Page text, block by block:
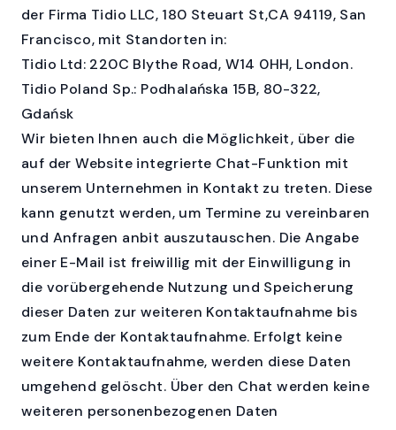
der Firma Tidio LLC, 180 Steuart St,CA 94119, San
Francisco, mit Standorten in:
Tidio Ltd: 220C Blythe Road, W14 0HH, London.
Tidio Poland Sp.: Podhalańska 15B, 80-322,
Gdańsk
Wir bieten Ihnen auch die Möglichkeit, über die
auf der Website integrierte Chat-Funktion mit
unserem Unternehmen in Kontakt zu treten. Diese
kann genutzt werden, um Termine zu vereinbaren
und Anfragen anbit auszutauschen. Die Angabe
einer E-Mail ist freiwillig mit der Einwilligung in
die vorübergehende Nutzung und Speicherung
dieser Daten zur weiteren Kontaktaufnahme bis
zum Ende der Kontaktaufnahme. Erfolgt keine
weitere Kontaktaufnahme, werden diese Daten
umgehend gelöscht. Über den Chat werden keine
weiteren personenbezogenen Daten